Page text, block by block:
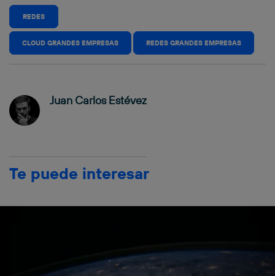
REDES
CLOUD GRANDES EMPRESAS REDES GRANDES EMPRESAS
Juan Carlos Estévez
Te puede interesar